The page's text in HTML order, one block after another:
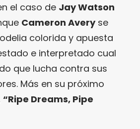
el caso de Jay Watson
Cameron Averyse
colorida y apuesta
e interpretado cual
que lucha contra sus
Más en su próximo
“Ripe Dreams, Pipe